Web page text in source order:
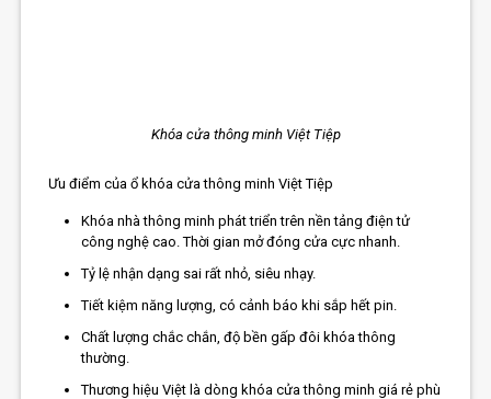
Khóa cửa thông minh Việt Tiệp
Ưu điểm của ổ khóa cửa thông minh Việt Tiệp
Khóa nhà thông minh phát triển trên nền tảng điện tử
công nghệ cao. Thời gian mở đóng cửa cực nhanh.
Tỷ lệ nhận dạng sai rất nhỏ, siêu nhạy.
Tiết kiệm năng lượng, có cảnh báo khi sắp hết pin.
Chất lượng chắc chắn, độ bền gấp đôi khóa thông
thường.
Thương hiệu Việt là dòng khóa cửa thông minh giá rẻ phù